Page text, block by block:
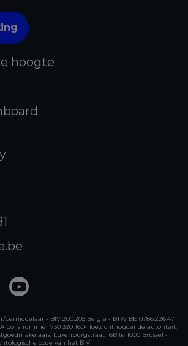
hoogte
- BIV 200.205 België - BTW BE 0786.226.471
polisnummer 730 390 160- Toezichthoudende autoriteit:
Luxenburgstraat 16B te 1000 Brussel -
code van het BIV